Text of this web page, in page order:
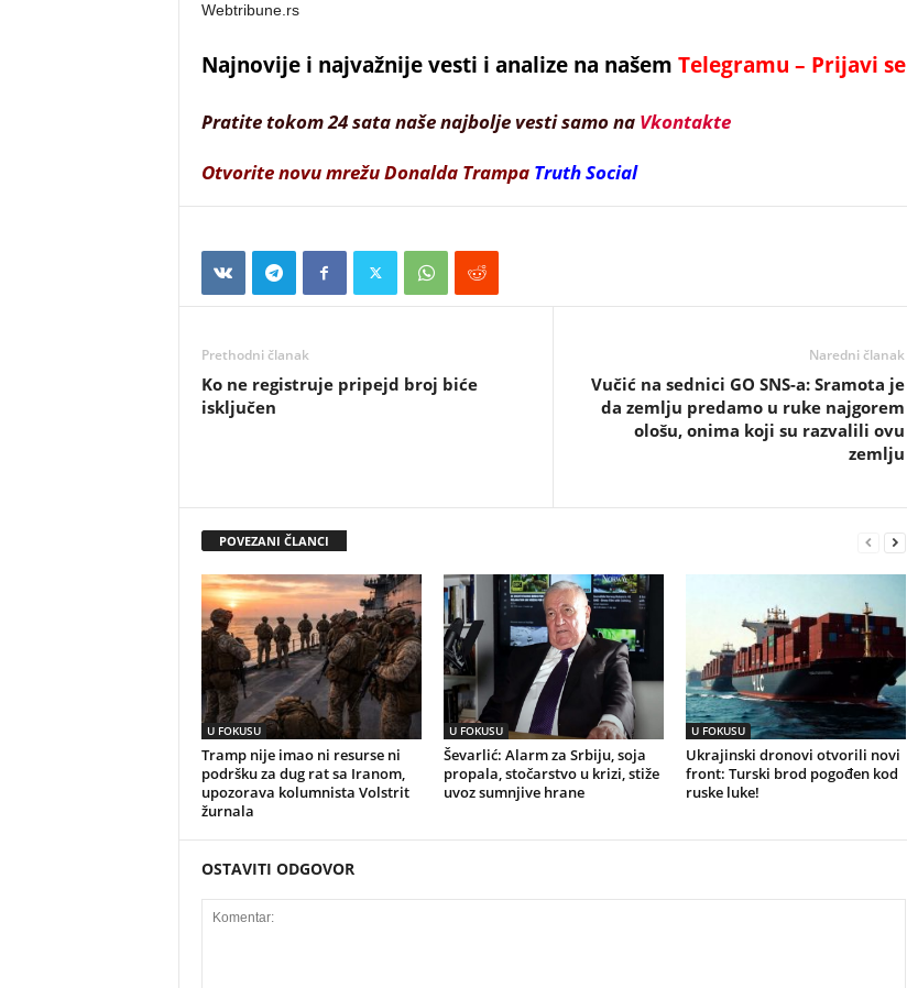
Webtribune.rs
Najnovije i najvažnije vesti i analize na našem Telegramu – Prijavi se
Pratite tokom 24 sata naše najbolje vesti samo na Vkontakte
Otvorite novu mrežu Donalda Trampa Truth Social
Prethodni članak
Ko ne registruje pripejd broj biće
isključen
Naredni članak
Vučić na sednici GO SNS-a: Sramota je
da zemlju predamo u ruke najgorem
ološu, onima koji su razvalili ovu
zemlju
POVEZANI ČLANCI
U FOKUSU
Tramp nije imao ni resurse ni
podršku za dug rat sa Iranom,
upozorava kolumnista Volstrit
žurnala
U FOKUSU
Ševarlić: Alarm za Srbiju, soja
propala, stočarstvo u krizi, stiže
uvoz sumnjive hrane
U FOKUSU
Ukrajinski dronovi otvorili novi
front: Turski brod pogođen kod
ruske luke!
OSTAVITI ODGOVOR